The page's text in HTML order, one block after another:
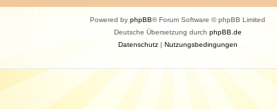
Powered by phpBB® Forum Software © phpBB Limited
Deutsche Übersetzung durch phpBB.de
Datenschutz| Nutzungsbedingungen